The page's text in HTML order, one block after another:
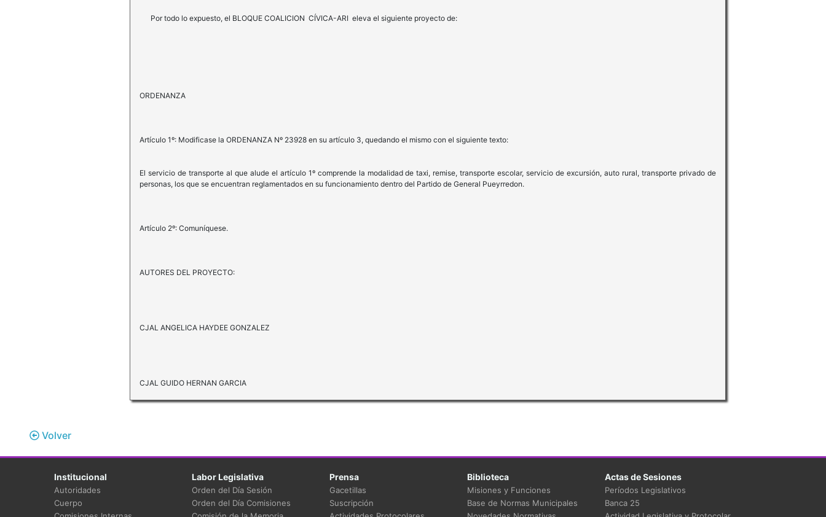
Por todo lo expuesto, el BLOQUE COALICION CÍVICA-ARI eleva el siguiente proyecto de:
ORDENANZA
Artículo 1º: Modificase la ORDENANZA Nº 23928 en su artículo 3, quedando el mismo con el siguiente texto:
El servicio de transporte al que alude el artículo 1º comprende la modalidad de taxi, remise, transporte escolar, servicio de excursión, auto rural, transporte privado de
personas, los que se encuentran reglamentados en su funcionamiento dentro del Partido de General Pueyrredon.
Artículo 2º: Comuníquese.
AUTORES DEL PROYECTO:
CJAL ANGELICA HAYDEE GONZALEZ
CJAL GUIDO HERNAN GARCIA
Volver
Institucional
Autoridades
Cuerpo
Labor Legislativa
Orden del Día Sesión
Orden del Día Comisiones
Prensa
Gacetillas
Suscripción
Biblioteca
Misiones y Funciones
Base de Normas Municipales
Actas de Sesiones
Períodos Legislativos
Banca 25